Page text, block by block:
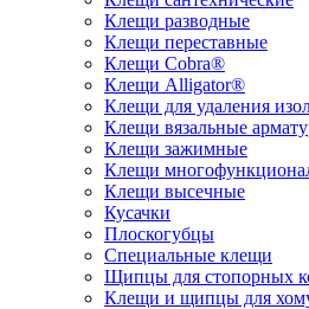
Клещи разводные
Клещи переставные
Клещи Cobra®
Клещи Alligator®
Клещи для удаления
Клещи вязальные
Клещи зажимные
Клещи
Клещи высечные
Кусачки
Плоскогубцы
Специальные клещи
Щипцы для стопорных
Клещи и щипцы для